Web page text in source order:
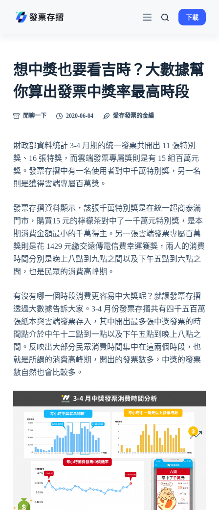
跳
內
容
下載
想中獎也要看吉時？大數據幫
你算出發票中獎率最高時段
閒聊一下 2020-06-04 愛存發票的金編
財政部資料統計 3-4 月期的統一發票共開出 11 張特別
獎、16 張特獎，而雲端發票專屬獎則是有 15 組百萬元
獎。發票存摺中有一名使用者對中千萬特別獎，另一名
則是獲得雲端專屬百萬獎。
發票存摺資料顯示，該張千萬特別獎是在統一超商泰滿
門市，購買15 元的檸檬茶對中了一千萬元特別獎，是本
期消費金額最小的千萬得主。另一張雲端發票專屬百萬
獎則是花 1429 元繳交遠傳電信費幸運獲獎，兩人的消費
時間分別是晚上八點到九點之間以及下午五點到六點之
間，也是民眾的消費高峰期。
有沒有哪一個時段消費更容易中大獎呢？就讓發票存摺
透過大數據告訴大家。3-4 月份發票存摺共有四千五百萬
張紙本與雲端發票存入，其中開出最多張中獎發票的時
間點介於中午十二點到一點以及下午五點到晚上八點之
間。反映出大部分民眾消費時間集中在這兩個時段，也
就是所謂的消費高峰期，開出的發票數多，中獎的發票
數自然也會比較多。